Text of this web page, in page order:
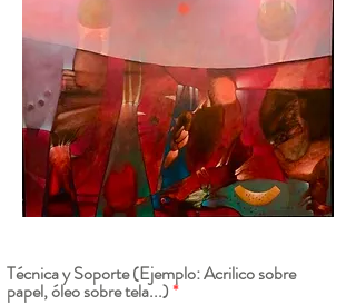
Técnica y Soporte (Ejemplo: Acrilico sobre
papel, óleo sobre tela...)